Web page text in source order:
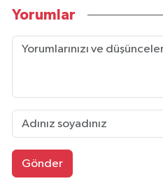
Yorumlar
Gönder